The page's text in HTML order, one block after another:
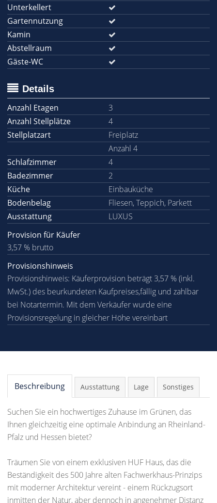
Unterkellert
Gartennutzung
Kamin
Abstellraum
Gäste-WC
Details
Anzahl Etagen
3
Anzahl Stellplätze
4
Stellplatzart
Freiplatz
Anzahl 4
Schlafzimmer
4
Badezimmer
2
Küche
Einbauküche
Bodenbelag
Fliesen, Teppich, Parkett
Ausstattung
LUXUS
Provision für Käufer
3,57 % brutto
Provisionshinweis
Provisionshinweis: Käuferprovision beträgt 3,57 % (inkl.
MwSt.) des beurkundeten Kaufpreises,fällig und zahlbar
bei Notartermin. Mit dem Verkäufer wurde eine
Provisionsregelung in gleicher Höhe vereinbart
Beschreibung Ausstattung Lage Sonstiges
Suchen Sie ein hochwertiges Zuhause im Grünen, das
Ihnen gleichzeitig eine optimale Anbindung an Rheinland-
Pfalz und Hessen bietet?
Träumen Sie von einem exklusiven HUF Haus, das die
Beständigkeit des 500 Jahre alten Fachwerkhaus-Prinzips
mit moderner Architektur vereint - einem Rückzugsort
inmitten der Natur, aber dennoch in angenehmer Distanz